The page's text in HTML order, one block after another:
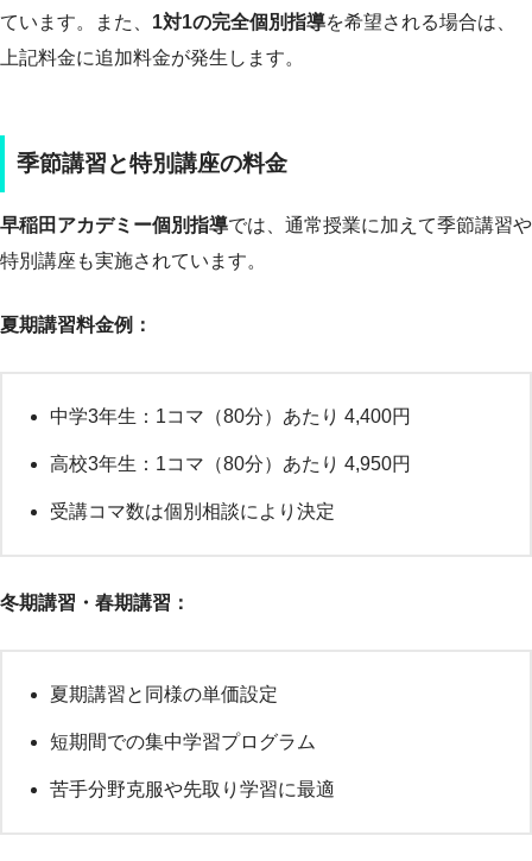
ています。また、 1対1の完全個別指導を希望される場合は、
上記料金に追加料金が発生します。
季節講習と特別講座の料金
早稲田アカデミー個別指導では、通常授業に加えて季節講習や
特別講座も実施されています。
夏期講習料金例：
中学3年生：1コマ（80分）あたり 4,400円
高校3年生：1コマ（80分）あたり 4,950円
受講コマ数は個別相談により決定
冬期講習・春期講習：
夏期講習と同様の単価設定
短期間での集中学習プログラム
苦手分野克服や先取り学習に最適